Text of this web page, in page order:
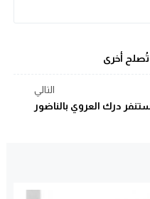
التالي
درك العروي بالناضور